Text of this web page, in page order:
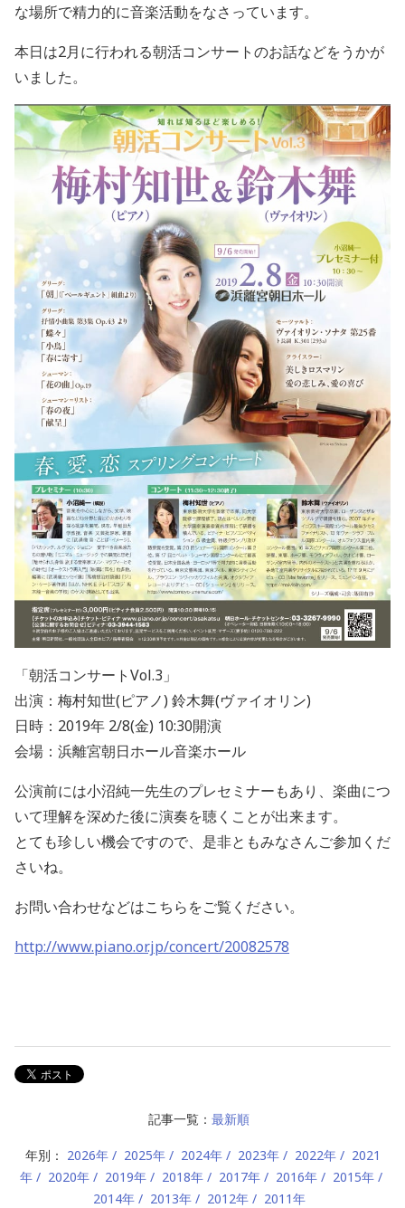
な場所で精力的に音楽活動をなさっています。
本日は2月に行われる朝活コンサートのお話などをうかが
いました。
「朝活コンサートVol.3」
出演：梅村知世(ピアノ) 鈴木舞(ヴァイオリン)
日時：2019年 2/8(金) 10:30開演
会場：浜離宮朝日ホール音楽ホール
公演前には小沼純一先生のプレセミナーもあり、楽曲につ
いて理解を深めた後に演奏を聴くことが出来ます。
とても珍しい機会ですので、是非ともみなさんご参加くだ
さいね。
お問い合わせなどはこちらをご覧ください。
http://www.piano.or.jp/concert/20082578
記事一覧： 最新順
年別： 2026年 2025年 2024年 2023年 2022年
2021
年
2020年 2019年 2018年 2017年 2016年
2015年
2014年
2013年 2012年 2011年